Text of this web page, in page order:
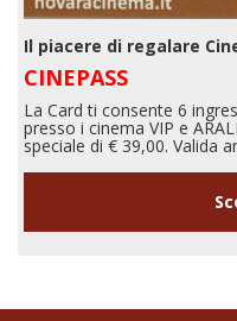
Il piacere di regalare
CINEPASS
La Card ti consente 6
presso i cinema VIP e
speciale di € 39,00. Valida